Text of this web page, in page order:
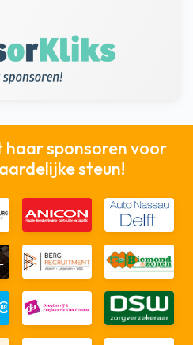
haar sponsoren voor
steun!